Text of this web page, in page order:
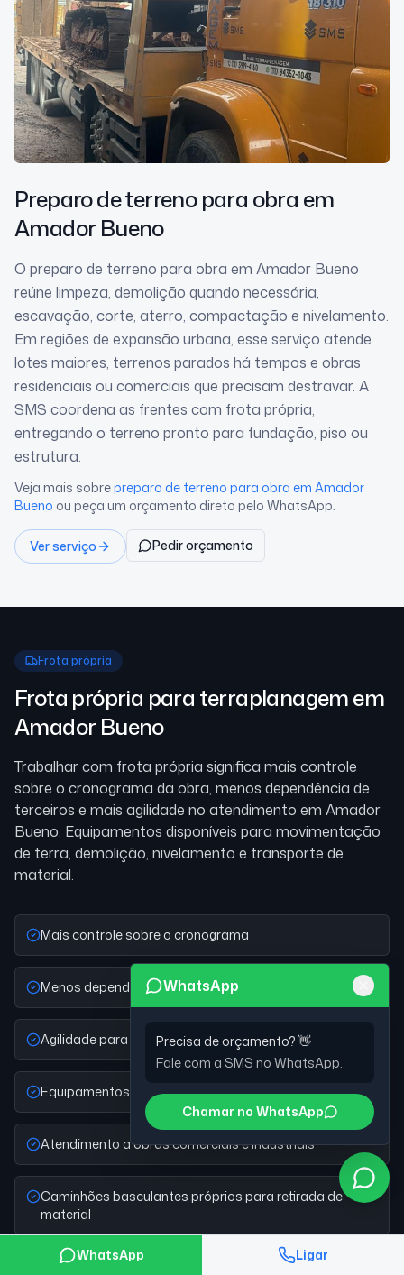
Preparo de terreno para obra em
Amador Bueno
O preparo de terreno para obra em Amador Bueno
reúne limpeza, demolição quando necessária,
escavação, corte, aterro, compactação e nivelamento.
Em regiões de expansão urbana, esse serviço atende
lotes maiores, terrenos parados há tempos e obras
residenciais ou comerciais que precisam destravar. A
SMS coordena as frentes com frota própria,
entregando o terreno pronto para fundação, piso ou
estrutura.
Veja mais sobrepreparo de terreno para obra em Amador
Bueno ou peça um orçamento direto pelo WhatsApp.
Ver serviço Pedir orçamento
Frota própria
Frota própria para terraplanagemem
Amador Bueno
Trabalhar com frota própria significa mais controle
sobre o cronograma da obra, menos dependência de
terceiros e mais agilidade no atendimento em Amador
Bueno. Equipamentos disponíveis para movimentação
de terra, demolição, nivelamento e transporte de
material.
Mais controle sobre o cronograma
Menos dependência de terceiros
Agilidade para visita e orçamento
Equipamentos adequados ao porte da obra
Atendimento a obras comerciais e industriais
Caminhões basculantes próprios para retirada de
material
WhatsApp
Precisa de orçamento? 👋
Fale com a SMS no WhatsApp.
Chamar no WhatsApp
WhatsApp Ligar